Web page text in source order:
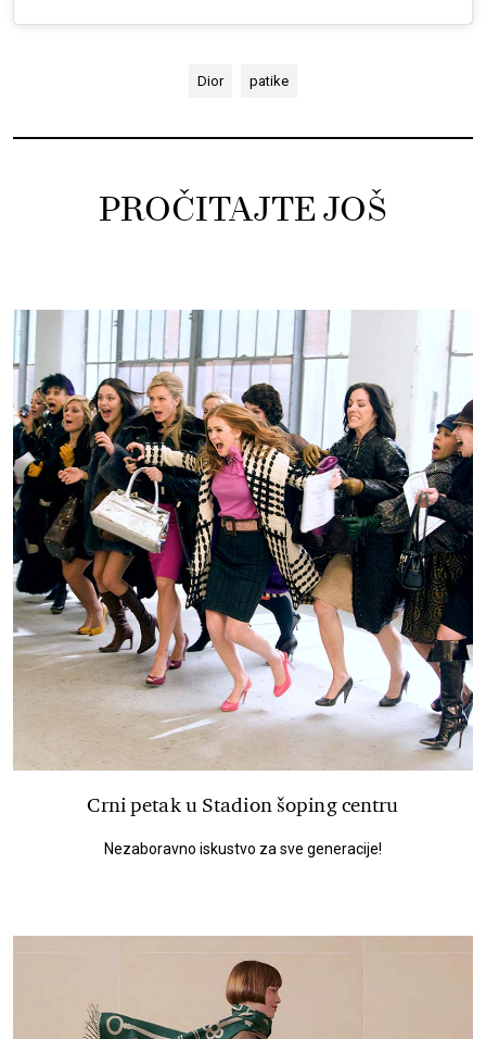
Dior patike
PROČITAJTE JOŠ
Crni petak u Stadion šoping centru
Nezaboravno iskustvo za sve generacije!